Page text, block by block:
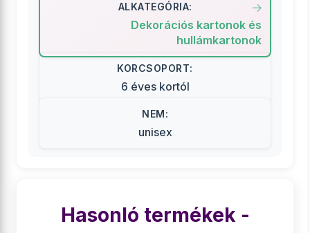
ALKATEGÓRIA:
Dekorációs kartonok és
hullámkartonok
KORCSOPORT:
6 éves kortól
NEM:
unisex
Hasonló termékek -